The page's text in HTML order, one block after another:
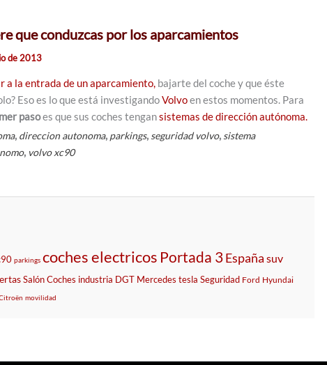
que conduzcas por los aparcamientos
de 2013
a la entrada de un aparcamiento, bajarte del coche y que éste
Eso es lo que está investigandoVolvoen estos momentos. Para
pasoes que sus coches tengansistemas de dirección autónoma.
, direccion autonoma, parkings, seguridad volvo, sistema
, volvo xc90
parkings coches electricos Portada 3España suv
SalónCoches industria DGT Mercedes tesla Seguridad Ford Hyundai
movilidad